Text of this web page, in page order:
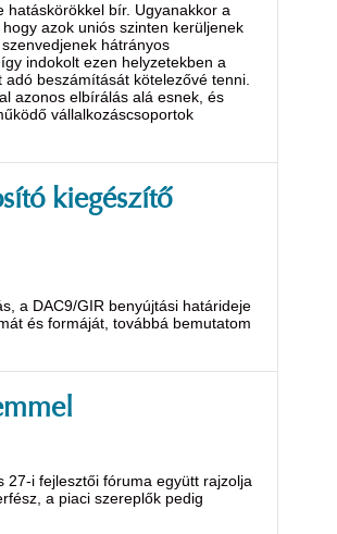
hatáskörökkel bír. Ugyanakkor a
azok uniós szinten kerüljenek
hátrányos
indokolt ezen helyzetekben a
beszámítását kötelezővé tenni.
azonos elbírálás alá esnek, és
vállalkozáscsoportok
kiegészítő
a DAC9/GIR benyújtási határideje
és formáját, továbbá bemutatom
27-i fejlesztői fóruma együtt rajzolja
a piaci szereplők pedig